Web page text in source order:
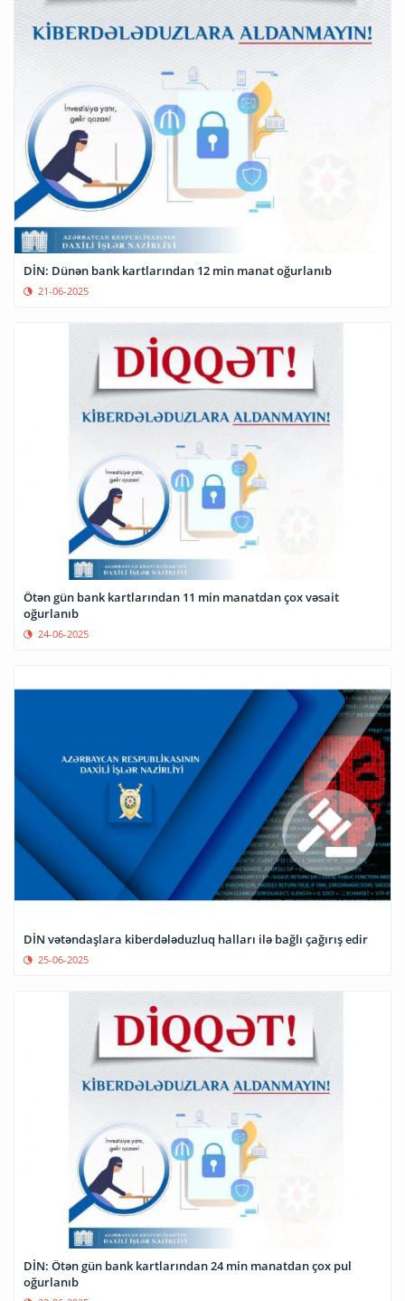
DİN: Dünən bank kartlarından 12 min manat oğurlanıb
21-06-2025
Ötən gün bank kartlarından 11 min manatdan çox vəsait
oğurlanıb
24-06-2025
DİN vətəndaşlara kiberdələduzluq halları ilə bağlı çağırış edir
25-06-2025
DİN: Ötən gün bank kartlarından 24 min manatdan çox pul
oğurlanıb